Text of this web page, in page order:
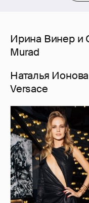
Ирина Винер и
Murad
Наталья
Versace